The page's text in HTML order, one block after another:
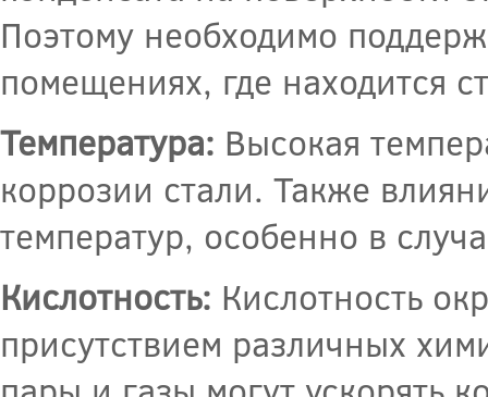
Поэтому необходимо
помещениях, где находится
Температура: Высокая
коррозии стали. Также
температур, особенно в
Кислотность: Кислотность
присутствием различных